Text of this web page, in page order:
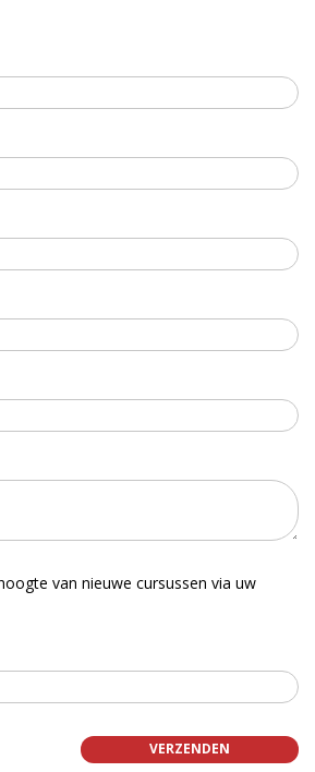
van nieuwe cursussen via uw